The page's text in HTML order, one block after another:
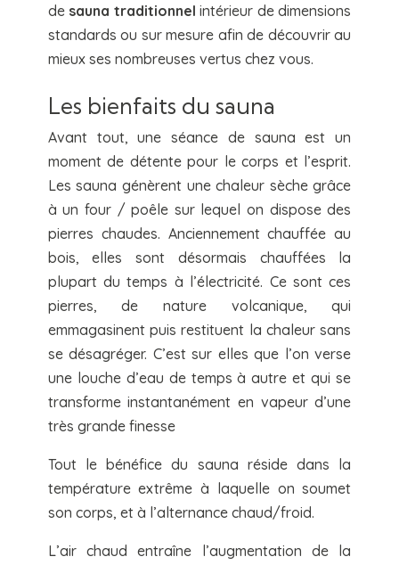
desauna traditionnel intérieur de dimensions
standards ou sur mesure afin de découvrir au
mieux ses nombreuses vertus chez vous.
Les bienfaits du sauna
Avant tout, une séance de sauna est un
moment de détente pour le corps et l’esprit.
Les sauna génèrent une chaleur sèche grâce
à un four / poêle sur lequel on dispose des
pierres chaudes. Anciennement chauffée au
bois, elles sont désormais chauffées la
plupart du temps à l’électricité. Ce sont ces
pierres, de nature volcanique, qui
emmagasinent puis restituent la chaleur sans
se désagréger. C’est sur elles que l’on verse
une louche d’eau de temps à autre et qui se
transforme instantanément en vapeur d’une
très grande finesse
Tout le bénéfice du sauna réside dans la
température extrême à laquelle on soumet
son corps, et à l’alternance chaud/froid.
L’air chaud entraîne l’augmentation de la